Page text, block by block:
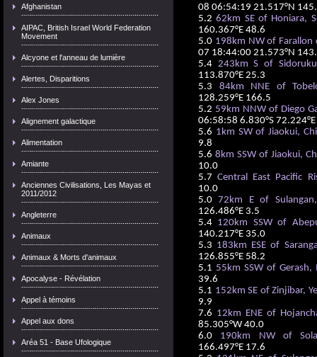
Afghanistan
AIPAC, British Israel World Federation
Movement
Alcyone et l'anneau de lumière
Alertes, Disparitions
Alex Jones
Alignement galactique
Alimentation
Amiante
Anciennes Civilisations, Les Mayas et
2011/2012
Angleterre
Animaux
Animaux & Morts d'animaux
Apocalyse - Révélation
Appel à témoins
Appel aux dons
Aréa 51 - Base Ufologique
08 06:54:19 21.517°N
5.262km SE of Honiara,
160.367°E 48.6
5.0 198km NW of Farallon
07 18:44:00 21.573°N
5.4 243km S of
113.870°E 25.3
5.3 84km NNE of
128.259°E 166.5
5.2 59km NNW of Diego
06:58:58 6.830°S
5.6 1km SW of Jiaokui,
9.8
5.6 8km SSW of Jiaokui,
10.0
5.7Central East Pacific
10.0
5.072km E of
126.486°E 3.5
5.4 120km SSW of
140.217°E 35.0
5.3 183km ESE of
126.855°E 58.2
5.1 55km SSW of Gerash,
39.6
5.1 152km SE of Zinjibar,
9.9
7.6 12km ENE of
85.305°W 40.0
6.0 190km NW of
166.497°E 17.6